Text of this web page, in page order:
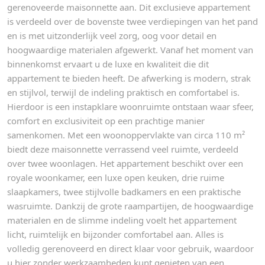
gerenoveerde maisonnette aan. Dit exclusieve appartement
is verdeeld over de bovenste twee verdiepingen van het pand
en is met uitzonderlijk veel zorg, oog voor detail en
hoogwaardige materialen afgewerkt. Vanaf het moment van
binnenkomst ervaart u de luxe en kwaliteit die dit
appartement te bieden heeft. De afwerking is modern, strak
en stijlvol, terwijl de indeling praktisch en comfortabel is.
Hierdoor is een instapklare woonruimte ontstaan waar sfeer,
comfort en exclusiviteit op een prachtige manier
samenkomen. Met een woonoppervlakte van circa 110 m²
biedt deze maisonnette verrassend veel ruimte, verdeeld
over twee woonlagen. Het appartement beschikt over een
royale woonkamer, een luxe open keuken, drie ruime
slaapkamers, twee stijlvolle badkamers en een praktische
wasruimte. Dankzij de grote raampartijen, de hoogwaardige
materialen en de slimme indeling voelt het appartement
licht, ruimtelijk en bijzonder comfortabel aan. Alles is
volledig gerenoveerd en direct klaar voor gebruik, waardoor